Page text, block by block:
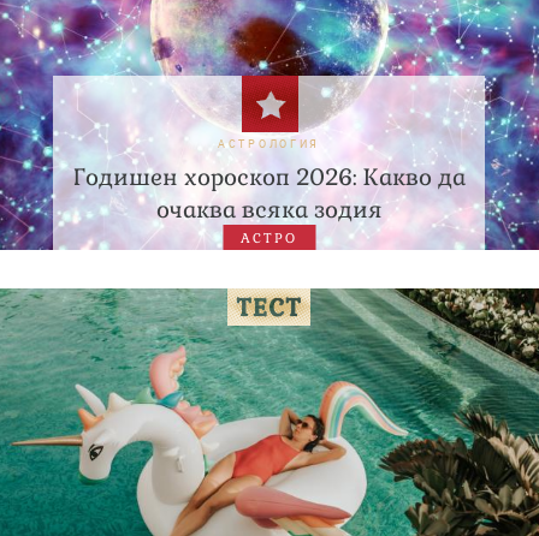
АСТРОЛОГИЯ
Годишен хороскоп 2026: Какво да
очаква всяка зодия
АСТРО